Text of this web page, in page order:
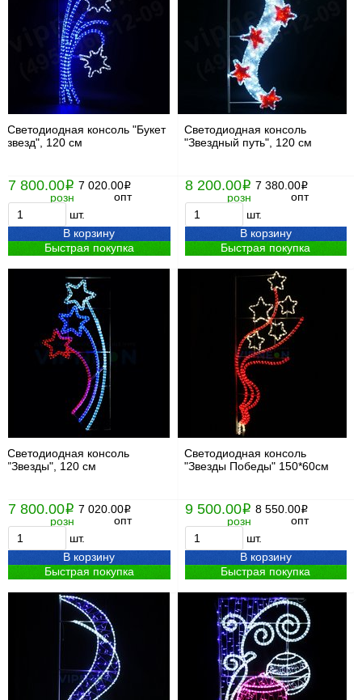
Светодиодная консоль "Букет
звезд", 120 см
7 800.00i
розн
7 020.00i
опт
шт.
В корзину
Быстрая покупка
Светодиодная консоль
"Звездный путь", 120 см
8 200.00i
розн
7 380.00i
опт
шт.
В корзину
Быстрая покупка
Светодиодная консоль
"Звезды", 120 см
7 800.00i
розн
7 020.00i
опт
шт.
В корзину
Быстрая покупка
Светодиодная консоль
"Звезды Победы" 150*60см
9 500.00i
розн
8 550.00i
опт
шт.
В корзину
Быстрая покупка